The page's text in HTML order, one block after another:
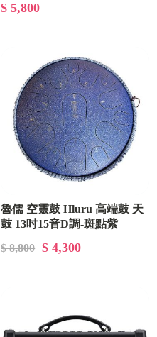
感佳
$ 5,800
魯儒 空靈鼓 Hluru 高端鼓 天
鼓 13吋15音D調-斑點紫
$ 8,800
$ 4,300